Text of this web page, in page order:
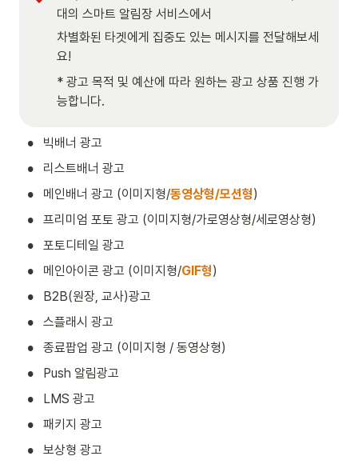
대의 스마트 알림장 서비스에서
차별화된 타겟에게 집중도 있는 메시지를 전달해보세
요!
* 광고 목적 및 예산에 따라 원하는 광고 상품 진행 가
능합니다.
• 빅배너 광고
• 리스트배너 광고
• 메인배너 광고 (이미지형/동영상형/모션형)
• 프리미엄 포토 광고 (이미지형/가로영상형/세로영상형)
• 포토디테일 광고
• 메인아이콘 광고 (이미지형/GIF형)
• B2B(원장, 교사)광고
• 스플래시 광고
• 종료팝업 광고 (이미지형 / 동영상형)
• Push 알림광고
• LMS 광고
• 패키지 광고
• 보상형 광고